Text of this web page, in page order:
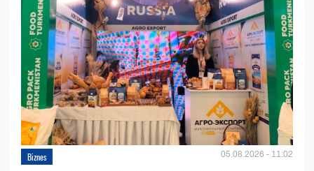
Biznes 05.08.2026 - 11:02